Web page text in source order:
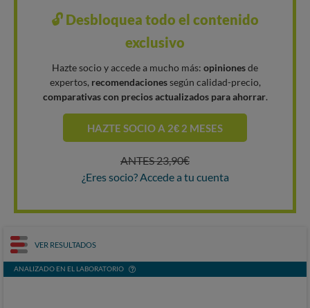
🔓 Desbloquea todo el contenido
exclusivo
Hazte socio y accede a mucho más: opinionesde
expertos, recomendacionessegún calidad-precio,
comparativas con precios actualizados para ahorrar.
HAZTE SOCIO A 2€ 2 MESES
ANTES 23,90€
¿Eres socio? Accede a tu cuenta
VER RESULTADOS
ANALIZADO EN EL LABORATORIO